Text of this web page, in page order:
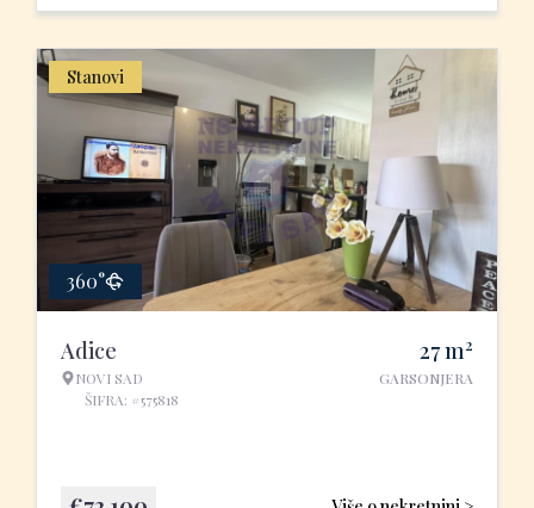
Stanovi
360°
Adice
NOVI SAD
ŠIFRA: #575818
27m2
GARSONJERA